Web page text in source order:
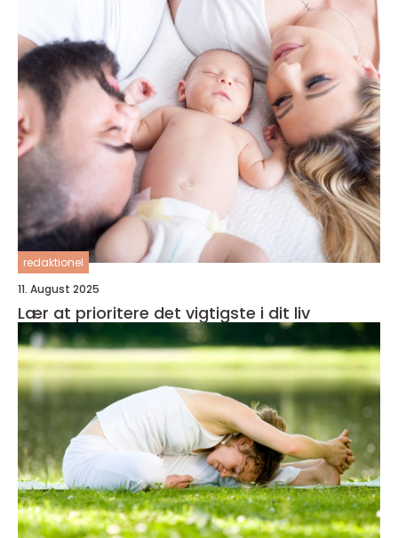
redaktionel
11. August 2025
Lær at prioritere det vigtigste i dit liv